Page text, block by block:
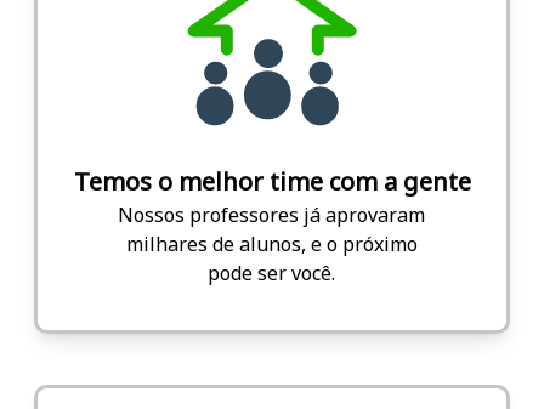
Temos o melhor time com a gente
Nossos professores já aprovaram
milhares de alunos, e o próximo
pode ser você.